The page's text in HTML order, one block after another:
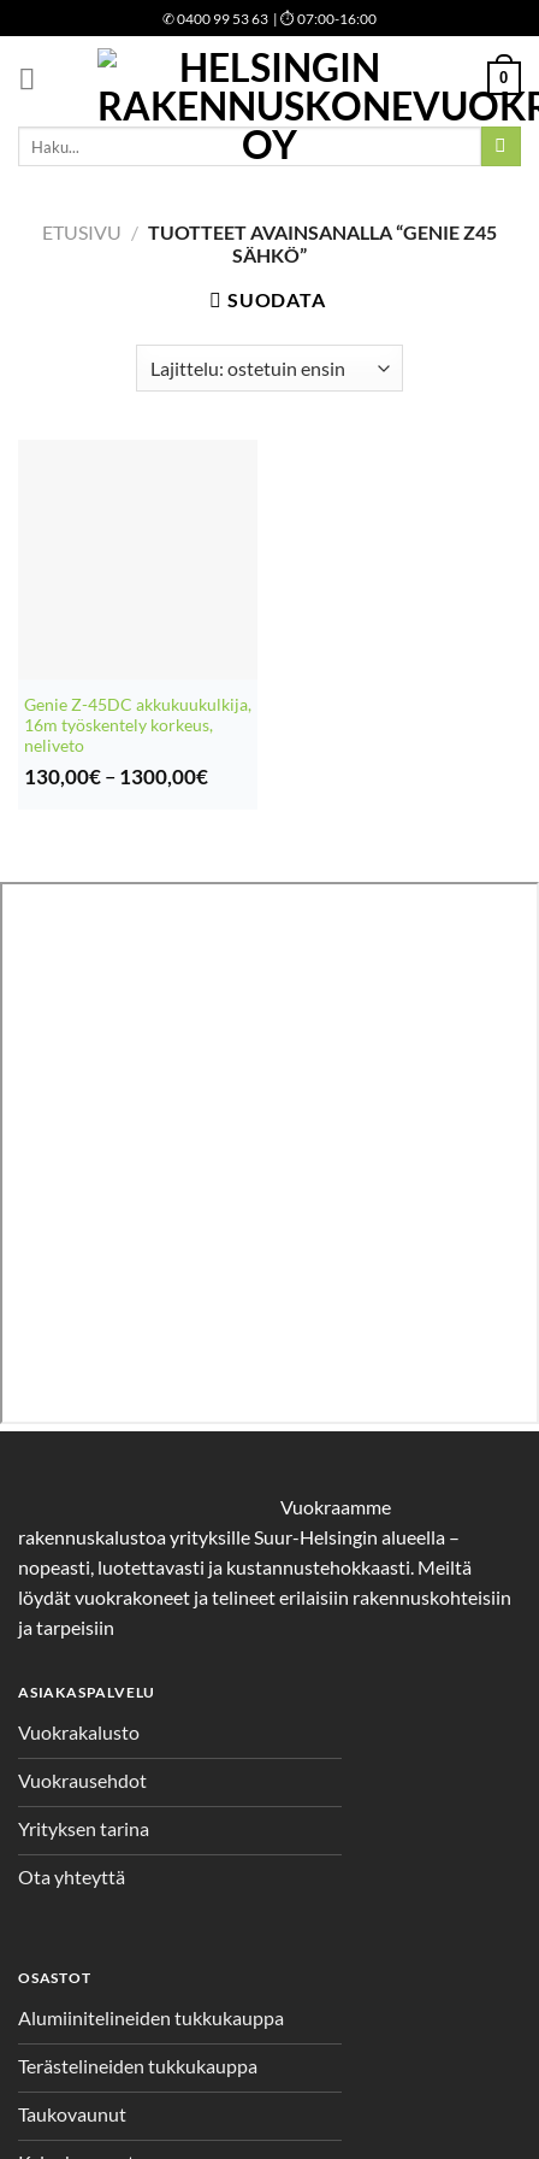
to
content
✆0400 99 53 63 | ⏱ 07:00-16:00
0
Etsi:
ETUSIVU / TUOTTEET AVAINSANALLA “GENIE Z45
SÄHKÖ”
SUODATA
Genie Z-45DC akkukuukulkija,
16m työskentely korkeus,
neliveto
130,00€ – 1300,00€Hintaluokka:
Vuokraamme
rakennuskalustoa yrityksille Suur-Helsingin alueella –
nopeasti, luotettavasti ja kustannustehokkaasti. Meiltä
löydät vuokrakoneet ja telineet erilaisiin rakennuskohteisiin
ja tarpeisiin
ASIAKASPALVELU
Vuokrakalusto
Vuokrausehdot
Yrityksen tarina
Ota yhteyttä
OSASTOT
Alumiinitelineiden tukkukauppa
Terästelineiden tukkukauppa
Taukovaunut